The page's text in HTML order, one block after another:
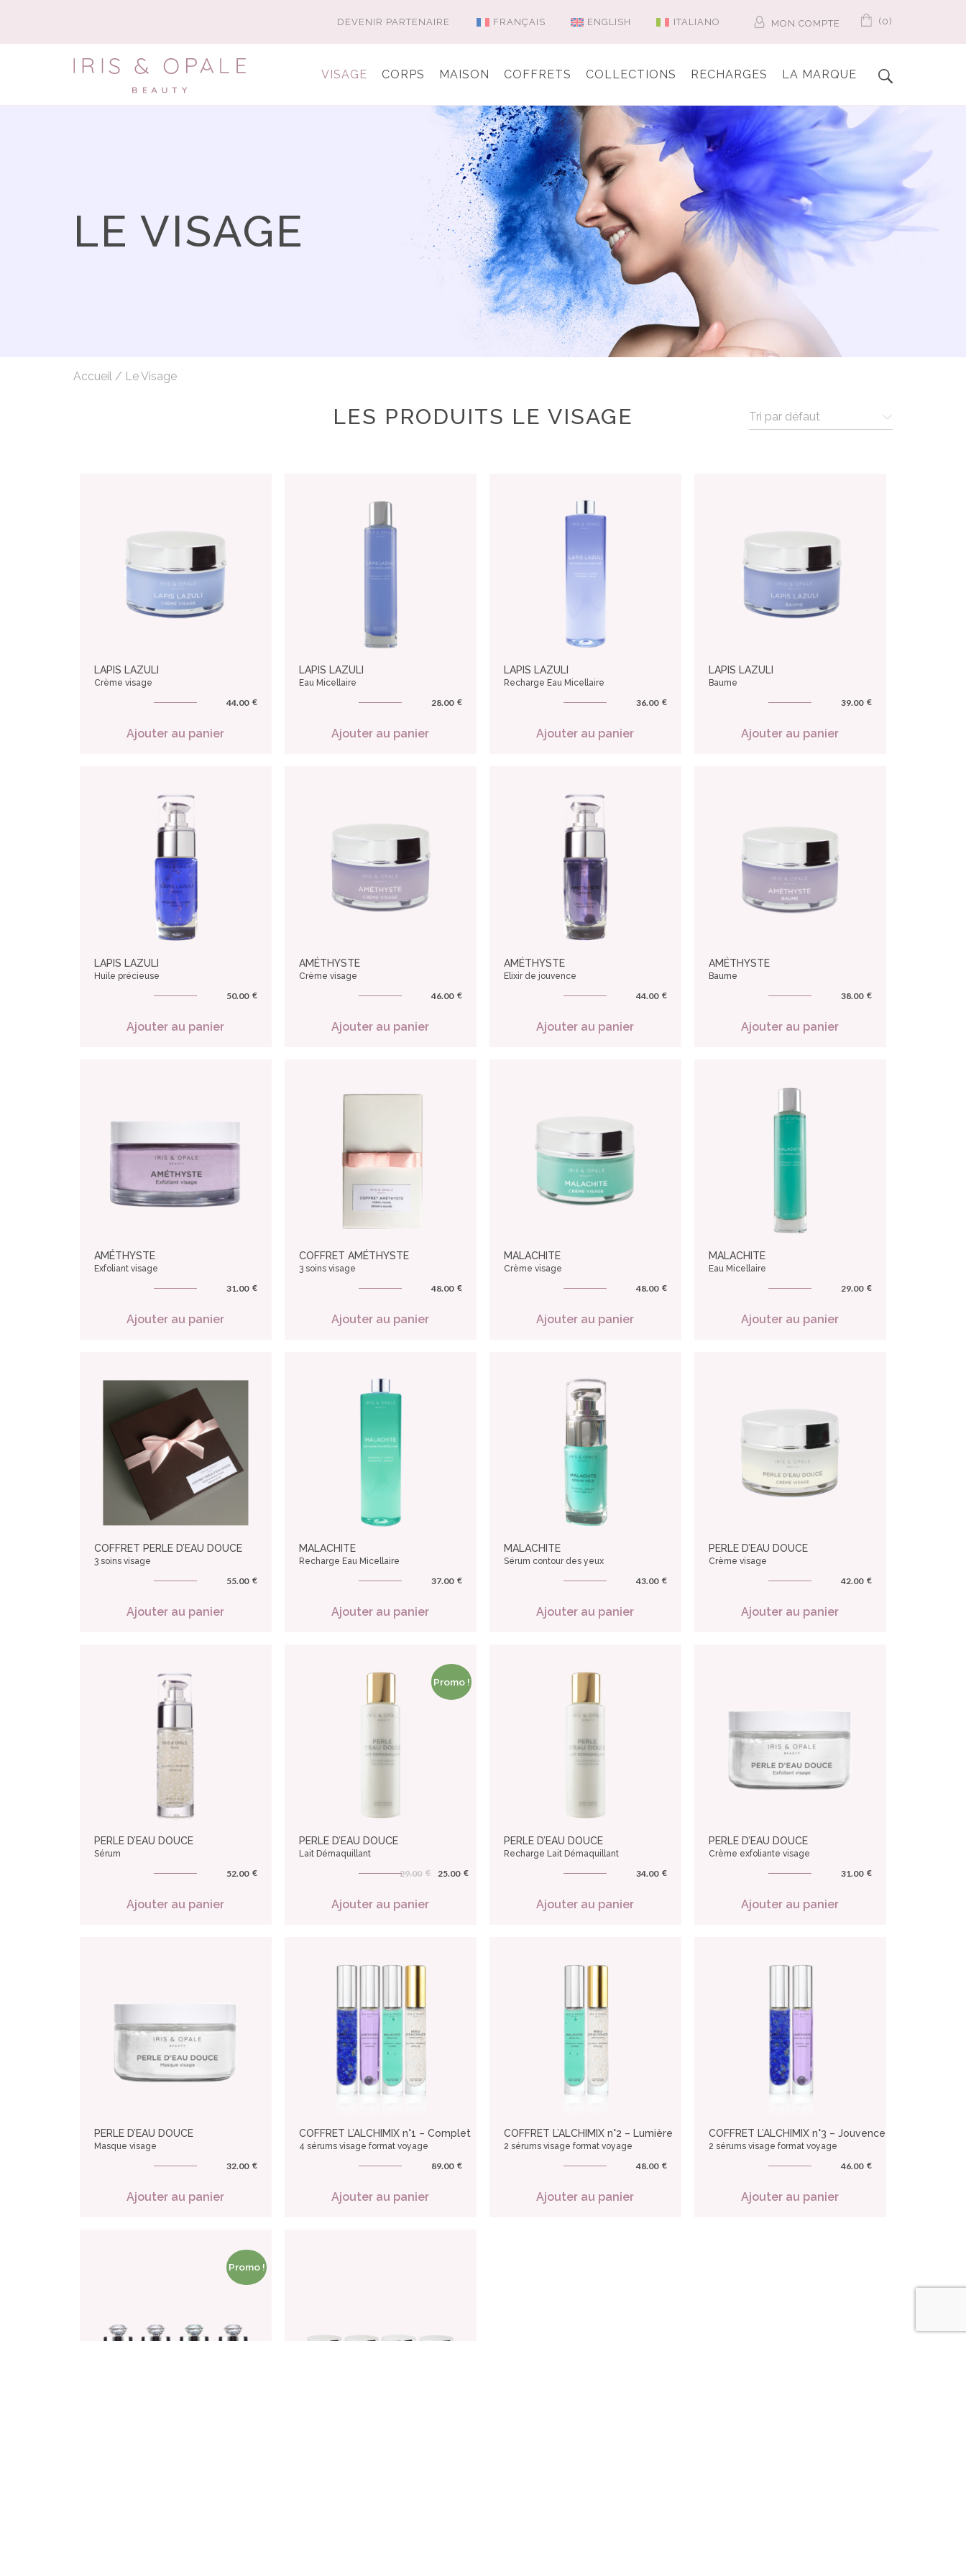
DEVENIR PARTENAIRE FRANÇAIS ENGLISH ITALIANO MON COMPTE (0)
VISAGE CORPS MAISON COFFRETS COLLECTIONS RECHARGES LA MARQUE
LE VISAGE
Accueil / Le Visage
LES PRODUITS LE VISAGE
LAPIS LAZULI
Crème visage
44.00 €
Ajouter au panier
LAPIS LAZULI
Eau Micellaire
28.00 €
Ajouter au panier
LAPIS LAZULI
Recharge Eau Micellaire
36.00 €
Ajouter au panier
LAPIS LAZULI
Baume
39.00 €
Ajouter au panier
LAPIS LAZULI
Huile précieuse
50.00 €
Ajouter au panier
AMÉTHYSTE
Crème visage
46.00 €
Ajouter au panier
AMÉTHYSTE
Elixir de jouvence
44.00 €
Ajouter au panier
AMÉTHYSTE
Baume
38.00 €
Ajouter au panier
AMÉTHYSTE
Exfoliant visage
31.00 €
Ajouter au panier
COFFRET AMÉTHYSTE
3 soins visage
48.00 €
Ajouter au panier
MALACHITE
Crème visage
48.00 €
Ajouter au panier
MALACHITE
Eau Micellaire
29.00 €
Ajouter au panier
COFFRET PERLE D’EAU DOUCE
3 soins visage
55.00 €
Ajouter au panier
MALACHITE
Recharge Eau Micellaire
37.00 €
Ajouter au panier
MALACHITE
Sérum contour des yeux
43.00 €
Ajouter au panier
PERLE D’EAU DOUCE
Crème visage
42.00 €
Ajouter au panier
PERLE D’EAU DOUCE
Sérum
52.00 €
Ajouter au panier
Promo !
PERLE D’EAU DOUCE
Lait Démaquillant
29.00 € 25.00 €
Ajouter au panier
PERLE D’EAU DOUCE
Recharge Lait Démaquillant
34.00 €
Ajouter au panier
PERLE D’EAU DOUCE
Crème exfoliante visage
31.00 €
Ajouter au panier
PERLE D’EAU DOUCE
Masque visage
32.00 €
Ajouter au panier
COFFRET L’ALCHIMIX n°1 – Complet
4 sérums visage format voyage
89.00 €
Ajouter au panier
COFFRET L’ALCHIMIX n°2 – Lumière
2 sérums visage format voyage
48.00 €
Ajouter au panier
COFFRET L’ALCHIMIX n°3 – Jouvence
2 sérums visage format voyage
46.00 €
Ajouter au panier
Promo !